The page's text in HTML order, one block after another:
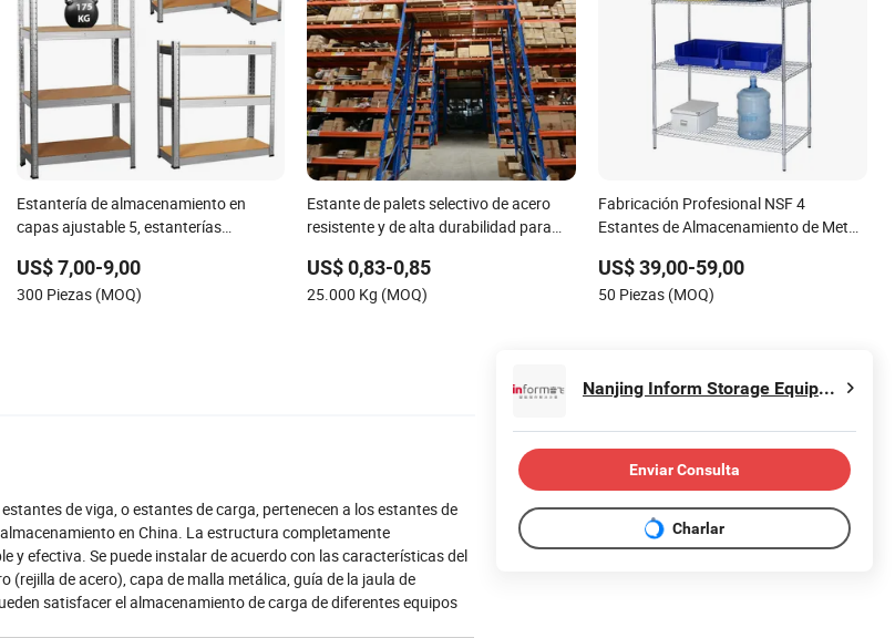
Estantería de almacenamiento en
capas ajustable 5, estanterías
garaje
US$ 7,00-9,00
300 Piezas (MOQ)
Estante de palets selectivo de acero
resistente y de alta durabilidad para
almacén
US$ 0,83-0,85
25.000 Kg (MOQ)
Fabricación Profesional NSF 4
Estantes de Almacenamiento de Metal
US$ 39,00-59,00
50 Piezas (MOQ)
de viga, o estantes de carga, pertenecen a los estantes de
en China. La estructura completamente
y efectiva. Se puede instalar de acuerdo con las características del
de acero), capa de malla metálica, guía de la jaula de
satisfacer el almacenamiento de carga de diferentes equipos
Nanjing Inform Storage Equipment (Group) Co.,Ltd.
Enviar Consulta
Charlar